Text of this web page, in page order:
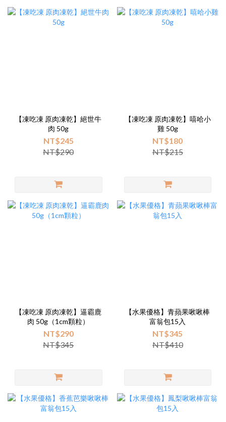
【凍吃凍 原肉凍乾】絕世牛
肉 50g
NT$245
NT$290
【凍吃凍 原肉凍乾】嘻哈小
雞 50g
NT$180
NT$215
【凍吃凍 原肉凍乾】逼霸鹿
肉 50g（1cm顆粒）
NT$290
NT$345
【水果優格】青蘋果啾啾棒
富翁包15入
NT$345
NT$410